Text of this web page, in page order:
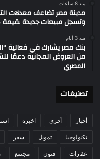
منذ 8 ساعات
وتسجل مبيعات جديدة بقيمة 28.4 مليار جنيه
منذ 3 أيام
بنك مصر يشارك في فعالية
من العروض المجانية دعمًا
المصري
تصنيغات
أخبار أخري اخيره
تكنولوجيا تمويل سفر
عقارات فنون مجتمع